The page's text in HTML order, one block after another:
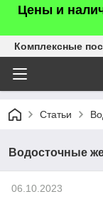
Цены и
Комплексные
Статьи
Водосточные
06.10.2023